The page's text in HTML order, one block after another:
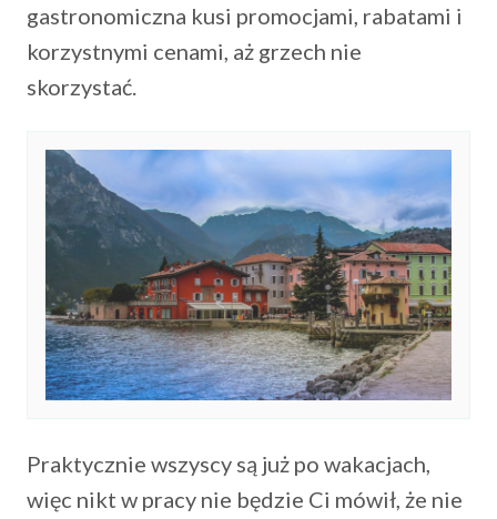
gastronomiczna kusi promocjami, rabatami i
korzystnymi cenami, aż grzech nie
skorzystać.
Praktycznie wszyscy są już po wakacjach,
więc nikt w pracy nie będzie Ci mówił, że nie